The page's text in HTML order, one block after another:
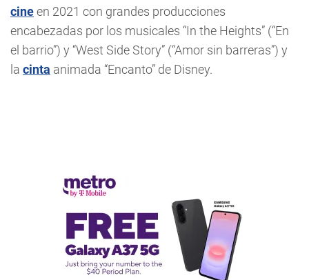
cineen 2021 con grandes producciones
encabezadas por los musicales “In the Heights” (“En
el barrio”) y “West Side Story” (“Amor sin barreras”) y
la cinta animada “Encanto” de Disney.